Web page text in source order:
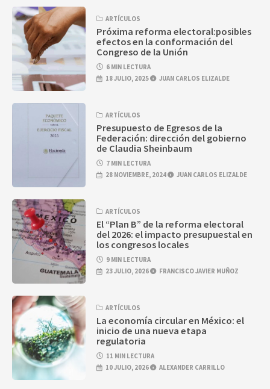
ARTÍCULOS
Próxima reforma electoral:posibles
efectos en la conformación del
Congreso de la Unión
6 MIN LECTURA
18 JULIO, 2025
JUAN CARLOS ELIZALDE
ARTÍCULOS
Presupuesto de Egresos de la
Federación: dirección del gobierno
de Claudia Sheinbaum
7 MIN LECTURA
28 NOVIEMBRE, 2024
JUAN CARLOS ELIZALDE
ARTÍCULOS
El “Plan B” de la reforma electoral
del 2026: el impacto presupuestal en
los congresos locales
9 MIN LECTURA
23 JULIO, 2026
FRANCISCO JAVIER MUÑOZ
ARTÍCULOS
La economía circular en México: el
inicio de una nueva etapa
regulatoria
11 MIN LECTURA
10 JULIO, 2026
ALEXANDER CARRILLO